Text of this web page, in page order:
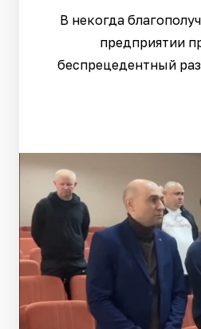
В некогда
предприятии
беспрецедентный